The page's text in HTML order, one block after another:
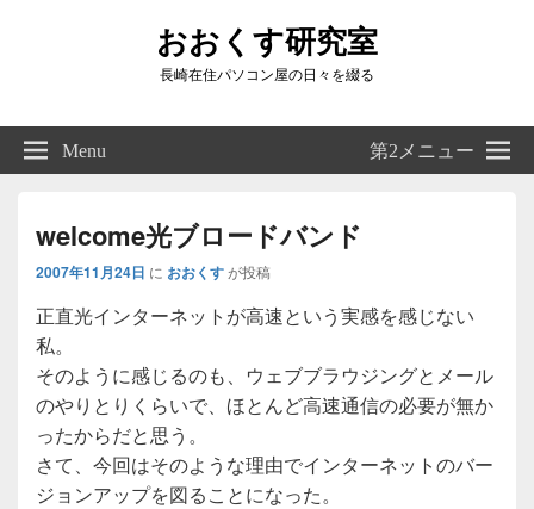
おおくす研究室
長崎在住パソコン屋の日々を綴る
Right
Sidebar
Widget
Menu 第2メニュー
welcome光ブロードバンド
2007年11月24日 に おおくすが投稿
正直光インターネットが高速という実感を感じない
私。
そのように感じるのも、ウェブブラウジングとメール
のやりとりくらいで、ほとんど高速通信の必要が無か
ったからだと思う。
さて、今回はそのような理由でインターネットのバー
ジョンアップを図ることになった。